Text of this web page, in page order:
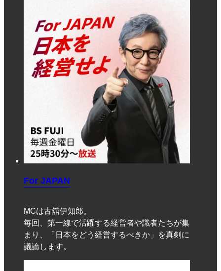
For JAPAN
MCは古舘伊知郎。
毎回、第一線で活躍する経営者や識者たちが集
まり、「日本をどう経営するべきか」を真剣に
議論します。